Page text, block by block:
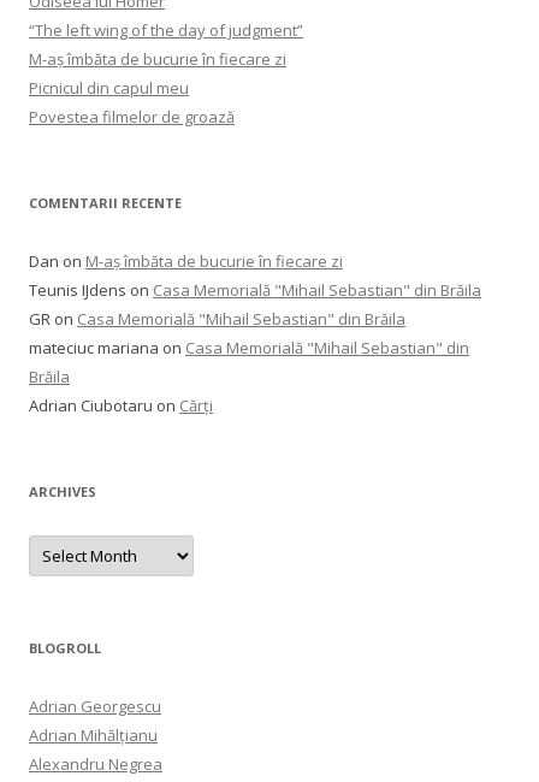
“The left wing of the day of judgment”
M-aș îmbăta de bucurie în fiecare zi
Picnicul din capul meu
Povestea filmelor de groază
COMENTARII RECENTE
Dan on M-aș îmbăta de bucurie în fiecare zi
Teunis IJdens on Casa Memorială "Mihail Sebastian" din Brăila
GR on Casa Memorială "Mihail Sebastian" din Brăila
mateciuc mariana on Casa Memorială "Mihail Sebastian" din
Brăila
Adrian Ciubotaru on Cărți
ARCHIVES
Archives
BLOGROLL
Adrian Georgescu
Adrian Mihălțianu
Alexandru Negrea